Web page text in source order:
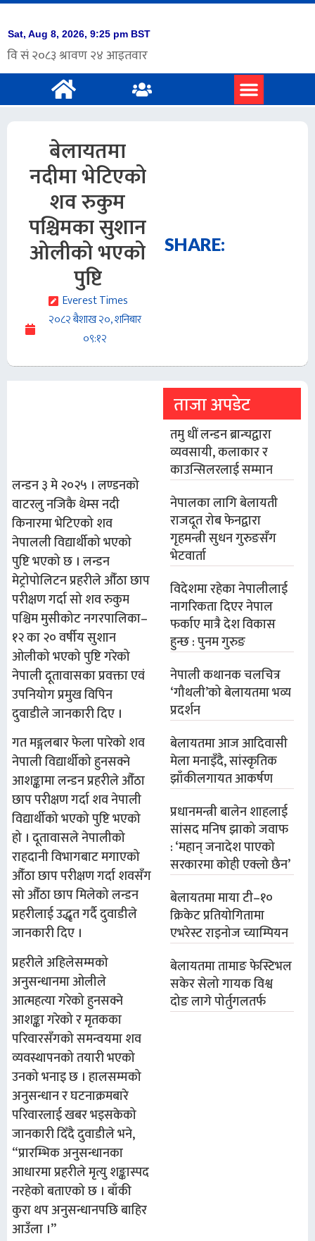
बेलायतमा
नदीमा भेटिएको
शव रुकुम
पश्चिमका सुशान
ओलीको भएको
पुष्टि
Everest Times
२०८२ बैशाख २०, शनिबार
०९:१२
SHARE:
लन्डन ३ मे २०२५ । लण्डनको
वाटरलु नजिकै थेम्स नदी
किनारमा भेटिएको शव
नेपालली विद्यार्थीको भएको
पुष्टि भएको छ । लन्डन
मेट्रोपोलिटन प्रहरीले औँठा छाप
परीक्षण गर्दा सो शव रुकुम
पश्चिम मुसीकोट नगरपालिका–
१२ का २० वर्षीय सुशान
ओलीको भएको पुष्टि गरेको
नेपाली दूतावासका प्रवक्ता एवं
उपनियोग प्रमुख विपिन
दुवाडीले जानकारी दिए ।
गत मङ्गलबार फेला पारेको शव
नेपाली विद्यार्थीको हुनसक्ने
आशङ्कामा लन्डन प्रहरीले औँठा
छाप परीक्षण गर्दा शव नेपाली
विद्यार्थीको भएको पुष्टि भएको
हो । दूतावासले नेपालीको
राहदानी विभागबाट मगाएको
औँठा छाप परीक्षण गर्दा शवसँग
सो औँठा छाप मिलेको लन्डन
प्रहरीलाई उद्धृत गर्दै दुवाडीले
जानकारी दिए ।
प्रहरीले अहिलेसम्मको
अनुसन्धानमा ओलीले
आत्महत्या गरेको हुनसक्ने
आशङ्का गरेको र मृतकका
परिवारसँगको समन्वयमा शव
व्यवस्थापनको तयारी भएको
उनको भनाइ छ । हालसम्मको
अनुसन्धान र घटनाक्रमबारे
परिवारलाई खबर भइसकेको
जानकारी दिँदै दुवाडीले भने,
“प्रारम्भिक अनुसन्धानका
आधारमा प्रहरीले मृत्यु शङ्कास्पद
नरहेको बताएको छ । बाँकी
कुरा थप अनुसन्धानपछि बाहिर
आउँला ।”
ताजा अपडेट
तमु धीं लन्डन ब्रान्चद्वारा
व्यवसायी, कलाकार र
काउन्सिलरलाई सम्मान
नेपालका लागि बेलायती
राजदूत रोब फेनद्वारा
गृहमन्त्री सुधन गुरुङसँग
भेटवार्ता
विदेशमा रहेका नेपालीलाई
नागरिकता दिएर नेपाल
फर्काए मात्रै देश विकास
हुन्छ : पुनम गुरुङ
नेपाली कथानक चलचित्र
‘गौथली’को बेलायतमा भव्य
प्रदर्शन
बेलायतमा आज आदिवासी
मेला मनाइँदै, सांस्कृतिक
झाँकीलगायत आकर्षण
प्रधानमन्त्री बालेन शाहलाई
सांसद मनिष झाको जवाफ
: ‘महान् जनादेश पाएको
सरकारमा कोही एक्लो छैन’
बेलायतमा माया टी–१०
क्रिकेट प्रतियोगितामा
एभरेस्ट राइनोज च्याम्पियन
बेलायतमा तामाङ फेस्टिभल
सकेर सेलो गायक विश्व
दोङ लागे पोर्तुगलतर्फ